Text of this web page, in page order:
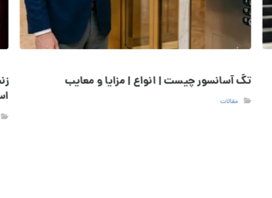
تگ آسانسور چیست | انواع | مزایا و معایب
مقالات